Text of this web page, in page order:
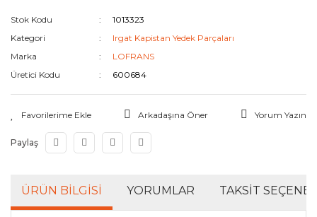
Stok Kodu
1013323
Kategori
Irgat Kapistan Yedek Parçaları
Marka
LOFRANS
Üretici Kodu
600684
Arkadaşına Öner Yorum Yazın
Paylaş
ÜRÜN BILGISI YORUMLAR TAKSIT